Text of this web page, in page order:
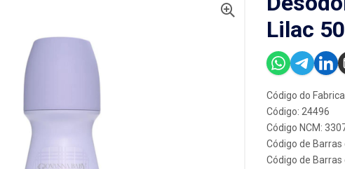
Lilac
Código do
Código: 24496
Código NCM:
Código de
Código de